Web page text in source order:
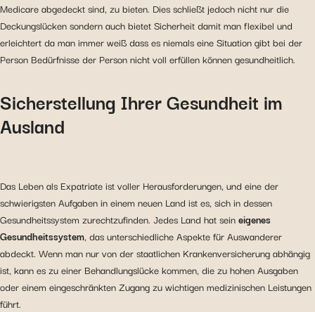
Medicare abgedeckt sind, zu bieten. Dies schließt jedoch nicht nur die
Deckungslücken sondern auch bietet Sicherheit damit man flexibel und
erleichtert da man immer weiß dass es niemals eine Situation gibt bei der
Person Bedürfnisse der Person nicht voll erfüllen können gesundheitlich.
Sicherstellung Ihrer Gesundheit im
Ausland
Das Leben als Expatriate ist voller Herausforderungen, und eine der
schwierigsten Aufgaben in einem neuen Land ist es, sich in dessen
Gesundheitssystem zurechtzufinden. Jedes Land hat seineigenes
Gesundheitssystem, das unterschiedliche Aspekte für Auswanderer
abdeckt. Wenn man nur von der staatlichen Krankenversicherung abhängig
ist, kann es zu einer Behandlungslücke kommen, die zu hohen Ausgaben
oder einem eingeschränkten Zugang zu wichtigen medizinischen Leistungen
führt.